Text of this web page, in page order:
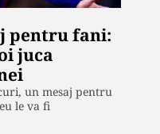
pentru fani:
juca
un mesaj pentru
le va fi